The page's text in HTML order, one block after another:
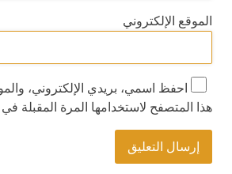
الموقع الإلكتروني
احفظ اسمي، بريدي الإلكتروني،
هذا المتصفح لاستخدامها المرة المقبلة